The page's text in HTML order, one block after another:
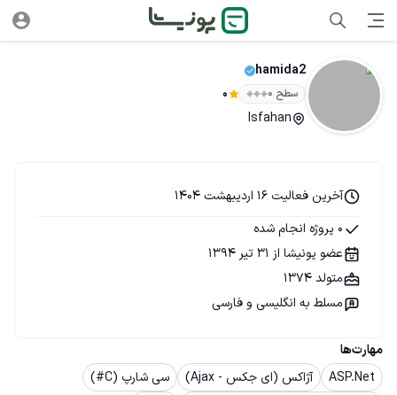
hamida2
سطح ۰ 0
Isfahan
مهارت‌ها
ASP.Net
آژاکس (ای جکس - Ajax)
سی شارپ (C#)
آخرین فعالیت 16 اردیبهشت 1404
0 پروژه انجام شده
عضو پونیشا از 31 تیر 1394
متولد 1374
مسلط به انگلیسی و فارسی